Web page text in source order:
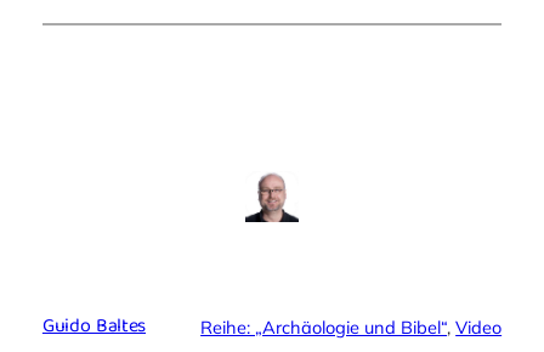
Guido Baltes Reihe: „Archäologie und Bibel“, Video